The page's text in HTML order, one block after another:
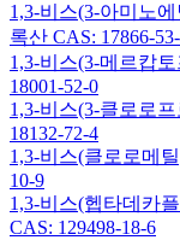
1,3-비스(3-아미노
록산 CAS: 17866-
1,3-비스(3-메르캅
18001-52-0
1,3-비스(3-클로로
18132-72-4
1,3-비스(클로로메
10-9
1,3-비스(헵타데카
CAS: 129498-18-6